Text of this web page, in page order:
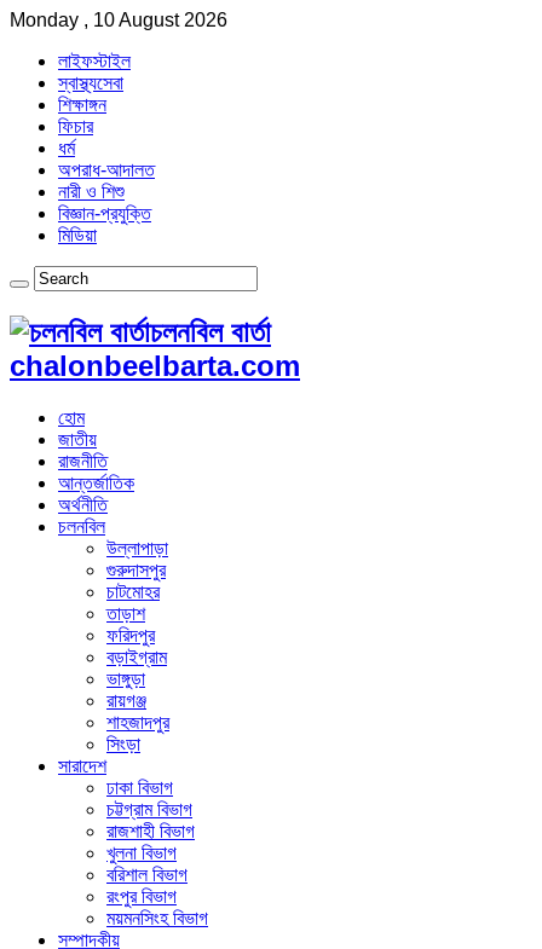
Monday , 10 August 2026
লাইফস্টাইল
স্বাস্থ্যসেবা
শিক্ষাঙ্গন
ফিচার
ধর্ম
অপরাধ-আদালত
নারী ও শিশু
বিজ্ঞান-প্রযুক্তি
মিডিয়া
চলনবিল বার্তা
chalonbeelbarta.com
হোম
জাতীয়
রাজনীতি
আন্তর্জাতিক
অর্থনীতি
চলনবিল
উল্লাপাড়া
গুরুদাসপুর
চাটমোহর
তাড়াশ
ফরিদপুর
বড়াইগ্রাম
ভাঙ্গুড়া
রায়গঞ্জ
শাহজাদপুর
সিংড়া
সারাদেশ
ঢাকা বিভাগ
চট্টগ্রাম বিভাগ
রাজশাহী বিভাগ
খুলনা বিভাগ
বরিশাল বিভাগ
রংপুর বিভাগ
ময়মনসিংহ বিভাগ
সম্পাদকীয়